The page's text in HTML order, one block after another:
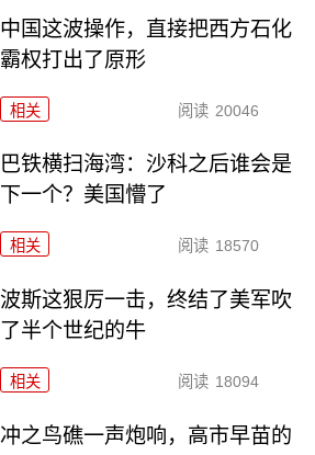
中国这波操作，直接把西方石化
霸权打出了原形
相关 阅读 20046
巴铁横扫海湾：沙科之后谁会是
下一个？美国懵了
相关 阅读 18570
波斯这狠厉一击，终结了美军吹
了半个世纪的牛
相关 阅读 18094
冲之鸟礁一声炮响，高市早苗的